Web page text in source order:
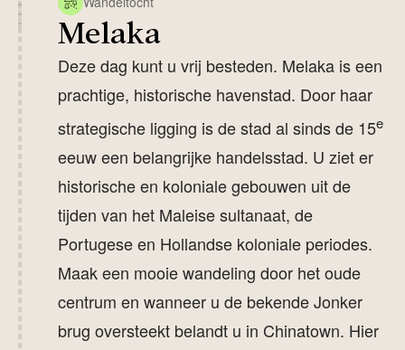
Melaka
Deze dag kunt u vrij besteden. Melaka is een
prachtige, historische havenstad. Door haar
strategische ligging is de stad al sinds de 15e
eeuw een belangrijke handelsstad. U ziet er
historische en koloniale gebouwen uit de
tijden van het Maleise sultanaat, de
Portugese en Hollandse koloniale periodes.
Maak een mooie wandeling door het oude
centrum en wanneer u de bekende Jonker
brug oversteekt belandt u in Chinatown. Hier